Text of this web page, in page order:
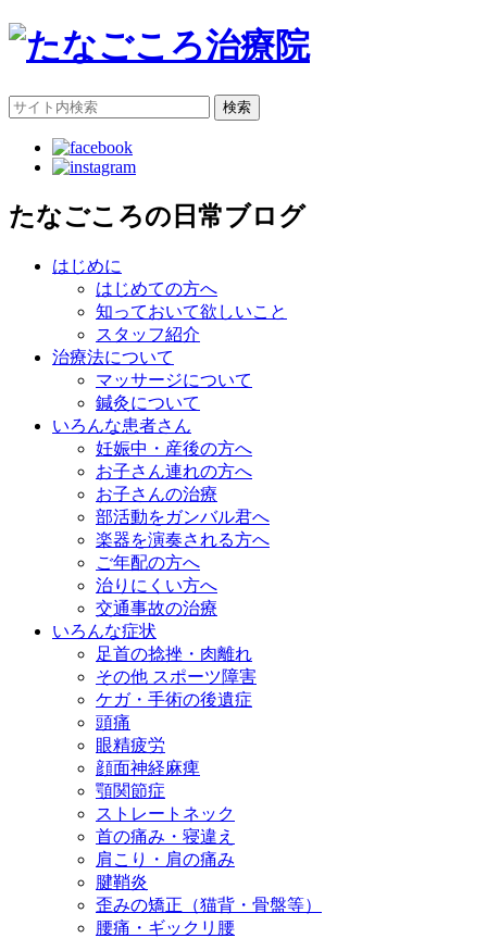
検索
たなごころの日常ブログ
はじめに
はじめての方へ
知っておいて欲しいこと
スタッフ紹介
治療法について
マッサージについて
鍼灸について
いろんな患者さん
妊娠中・産後の方へ
お子さん連れの方へ
お子さんの治療
部活動をガンバル君へ
楽器を演奏される方へ
ご年配の方へ
治りにくい方へ
交通事故の治療
いろんな症状
足首の捻挫・肉離れ
その他 スポーツ障害
ケガ・手術の後遺症
頭痛
眼精疲労
顔面神経麻痺
顎関節症
ストレートネック
首の痛み・寝違え
肩こり・肩の痛み
腱鞘炎
歪みの矯正（猫背・骨盤等）
腰痛・ギックリ腰